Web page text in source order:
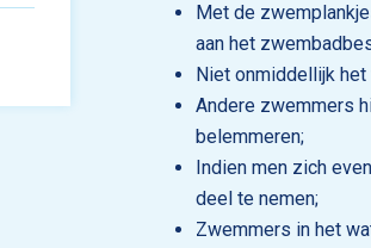
Met de
aan het
Niet onmiddellijk
Andere zwemmers
belemmeren;
Indien men zich
deel te nemen;
Zwemmers in het